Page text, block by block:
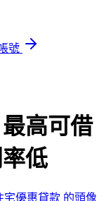
號
高可借
低